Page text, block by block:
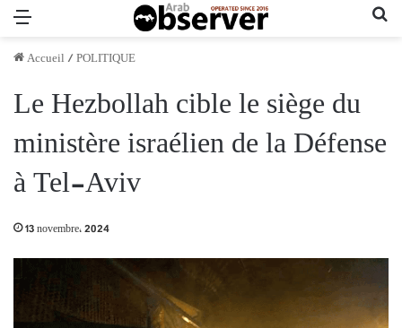
Accueil /POLITIQUE
Le Hezbollah cible le siège du
ministère israélien de la Défense
à Tel-Aviv
13 novembre، 2024